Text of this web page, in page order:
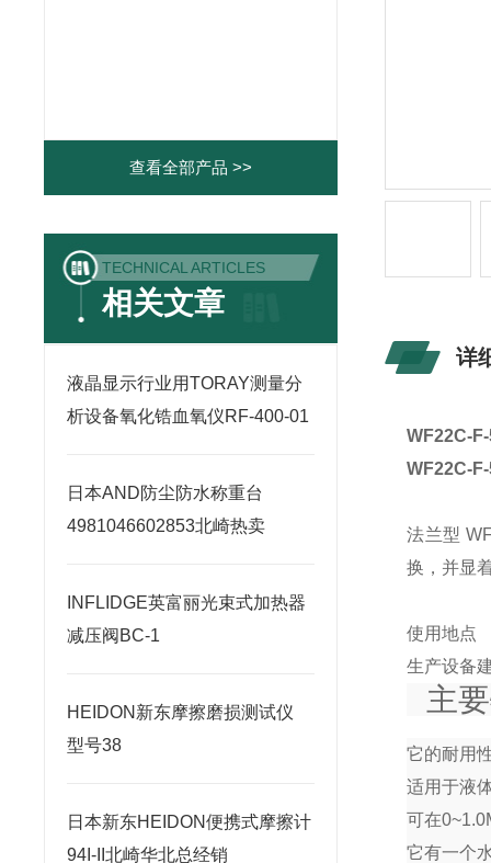
查看全部产品 >>
TECHNICAL ARTICLES
相关文章
液晶显示行业用TORAY测量分
析设备氧化锆血氧仪RF-400-01
日本AND防尘防水称重台
4981046602853北崎热卖
INFLIDGE英富丽光束式加热器
减压阀BC-1
HEIDON新东摩擦磨损测试仪
型号38
日本新东HEIDON便携式摩擦计
94I-II北崎华北总经销
详
WF22C-
WF22C-
法兰型
换，并显
使用地点
生产设备
主
它的耐用
适用于液
可在
它有一个